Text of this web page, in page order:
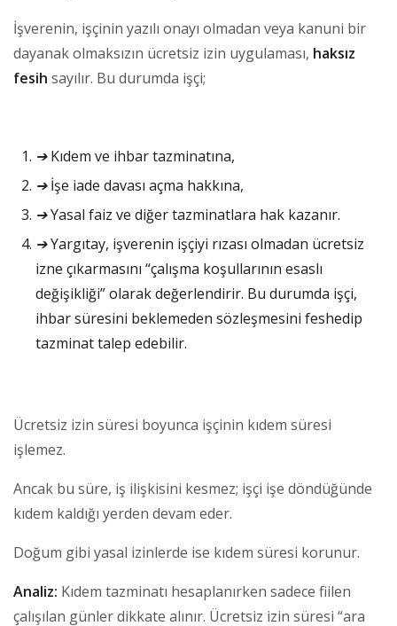
İşverenin, işçinin yazılı onayı olmadan veya kanuni bir
dayanak olmaksızın ücretsiz izin uygulaması, haksız
fesih sayılır. Bu durumda işçi;
➔Kıdem ve ihbar tazminatına,
➔İşe iade davası açma hakkına,
➔Yasal faiz ve diğer tazminatlara hak kazanır.
➔Yargıtay, işverenin işçiyi rızası olmadan ücretsiz
izne çıkarmasını “çalışma koşullarının esaslı
değişikliği” olarak değerlendirir. Bu durumda işçi,
ihbar süresini beklemeden sözleşmesini feshedip
tazminat talep edebilir.
Ücretsiz izin süresi boyunca işçinin kıdem süresi
işlemez.
Ancak bu süre, iş ilişkisini kesmez; işçi işe döndüğünde
kıdem kaldığı yerden devam eder.
Doğum gibi yasal izinlerde ise kıdem süresi korunur.
Analiz: Kıdem tazminatı hesaplanırken sadece fiilen
çalışılan günler dikkate alınır. Ücretsiz izin süresi “ara